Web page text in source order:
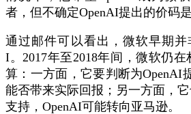
者，但不确定OpenAI提出的价码是
通过邮件可以看出，微软早期并
I。2017年至2018年间，微软仍
算：一方面，它要判断为OpenAI
能否带来实际回报；另一方面，
支持，OpenAI可能转向亚马逊。